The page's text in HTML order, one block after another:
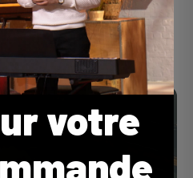
viral du moment est
pianiste et producteur franco-...
votre